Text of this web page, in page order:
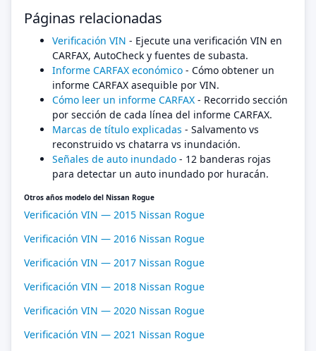
Páginas relacionadas
Verificación VIN - Ejecute una verificación VIN en
CARFAX, AutoCheck y fuentes de subasta.
Informe CARFAX económico - Cómo obtener un
informe CARFAX asequible por VIN.
Cómo leer un informe CARFAX - Recorrido sección
por sección de cada línea del informe CARFAX.
Marcas de título explicadas - Salvamento vs
reconstruido vs chatarra vs inundación.
Señales de auto inundado - 12 banderas rojas
para detectar un auto inundado por huracán.
Otros años modelo del Nissan Rogue
Verificación VIN — 2015 Nissan Rogue
Verificación VIN — 2016 Nissan Rogue
Verificación VIN — 2017 Nissan Rogue
Verificación VIN — 2018 Nissan Rogue
Verificación VIN — 2020 Nissan Rogue
Verificación VIN — 2021 Nissan Rogue